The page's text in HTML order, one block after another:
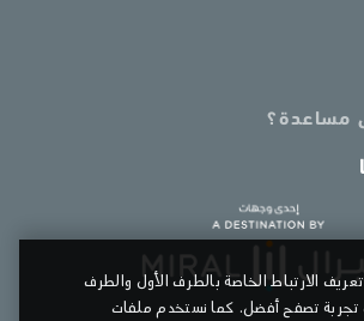
مساعدة؟
الارتباط الخاصة بالطرف الأول والطرف
تجربة تصفح أفضل. كما نستخدم ملفات